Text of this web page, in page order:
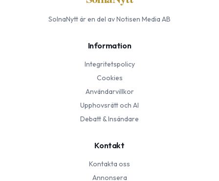
SolnaNyttär en del av Notisen Media AB
Information
Integritetspolicy
Cookies
Användarvillkor
Upphovsrätt och AI
Debatt & Insändare
Kontakt
Kontakta oss
Annonsera